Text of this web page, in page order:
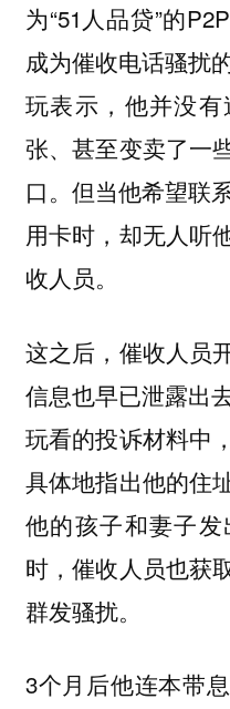
为“51人品贷”的
成为催收电话骚扰
玩表示，他并没
张、甚至变卖了一
口。但当他希望联
用卡时，却无人听
收人员。
这之后，催收人员
信息也早已泄露出
玩看的投诉材料中
具体地指出他的住
他的孩子和妻子
时，催收人员也获
群发骚扰。
3个月后他连本带